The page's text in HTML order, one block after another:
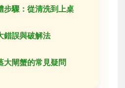
步驟：從清洗到上桌
錯誤與破解法
大閘蟹的常見疑問